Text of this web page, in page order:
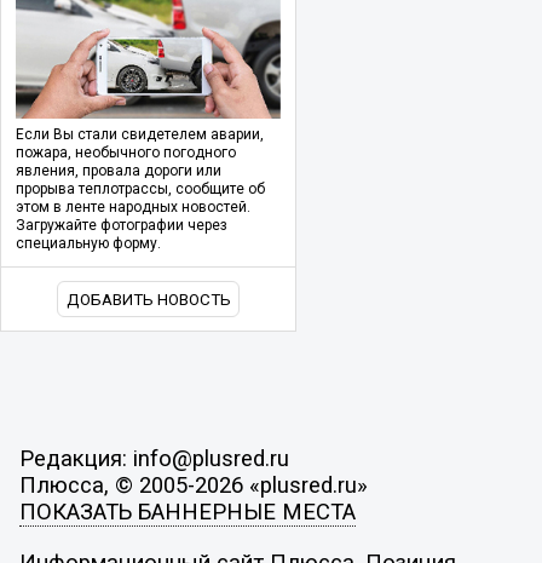
Если Вы стали свидетелем аварии,
пожара, необычного погодного
явления, провала дороги или
прорыва теплотрассы, сообщите об
этом в ленте народных новостей.
Загружайте фотографии через
специальную форму.
ДОБАВИТЬ НОВОСТЬ
Редакция: info@plusred.ru
Плюсса, © 2005-2026 «plusred.ru»
ПОКАЗАТЬ БАННЕРНЫЕ МЕСТА